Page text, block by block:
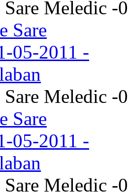
Meledic -
Meledic -
Meledic -